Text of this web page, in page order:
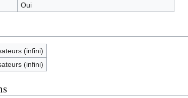
Oui
(infini)
(infini)